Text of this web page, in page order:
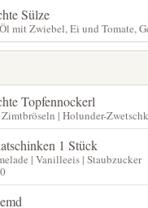
Sülze
mit Zwiebel, Ei und Tomate,
Topfennockerl
| Holunder-
1 Stück
| Vanilleeis | Staubzucker